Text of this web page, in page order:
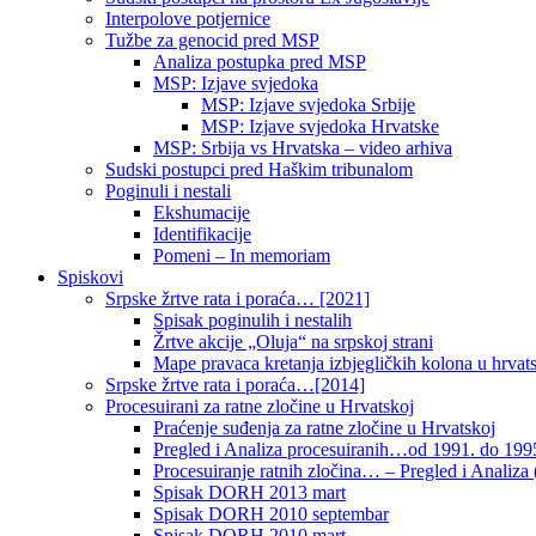
Interpolove potjernice
Tužbe za genocid pred MSP
Analiza postupka pred MSP
MSP: Izjave svjedoka
MSP: Izjave svjedoka Srbije
MSP: Izjave svjedoka Hrvatske
MSP: Srbija vs Hrvatska – video arhiva
Sudski postupci pred Haškim tribunalom
Poginuli i nestali
Ekshumacije
Identifikacije
Pomeni – In memoriam
Spiskovi
Srpske žrtve rata i poraća… [2021]
Spisak poginulih i nestalih
Žrtve akcije „Oluja“ na srpskoj strani
Mape pravaca kretanja izbjegličkih kolona u
Srpske žrtve rata i poraća…[2014]
Procesuirani za ratne zločine u Hrvatskoj
Praćenje suđenja za ratne zločine u Hrvatskoj
Pregled i Analiza procesuiranih…od 1991. do
Procesuiranje ratnih zločina… – Pregled i Analiza
Spisak DORH 2013 mart
Spisak DORH 2010 septembar